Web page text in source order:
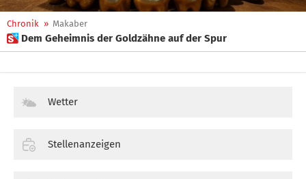
Chronik » Makaber
 Dem Geheimnis der Goldzähne auf der Spur
Wetter
Stellenanzeigen